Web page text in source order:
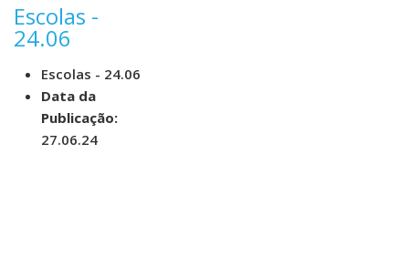
Escolas -
24.06
Escolas - 24.06
Data da
Publicação:
27.06.24